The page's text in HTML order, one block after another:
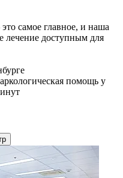
самое главное, и наша
лечение доступным для
помощь у